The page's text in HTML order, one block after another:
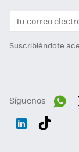
Suscribiéndote
Síguenos